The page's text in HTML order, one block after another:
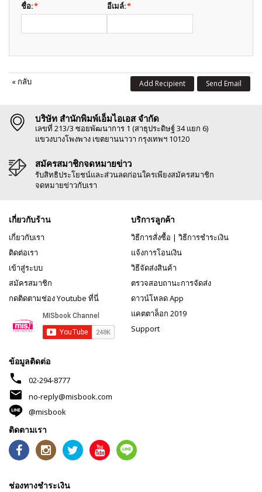
*
ชื่อ: *
อีเมล์:
« กลับ Send Email
Add Recipient
บริษัท สำนักพิมพ์เอ็มไอเอส จำกัด
เลขที่ 213/3 ซอยพัฒนาการ 1 (สาธุประดิษฐ์ 34 แยก 6)
แขวงบางโพงพาง เขตยานนาวา กรุงเทพฯ 10120
สมัครสมาชิกจดหมายข่าว
รับสิทธิประโยชน์และส่วนลดก่อนใครเพียงสมัครสมาชิก
จดหมายข่าวกับเรา
เกี่ยวกับร้าน
เกี่ยวกับเรา
ติดต่อเรา
เข้าสู่ระบบ
สมัครสมาชิก
กดติดตามช่อง Youtube ที่นี่
บริการลูกค้า
วิธีการสั่งซื้อ | วิธีการชำระเงิน
แจ้งการโอนเงิน
วิธีจัดส่งสินค้า
ตรวจสอบถานะการจัดส่ง
ดาวน์โหลด App
แคตตาล็อก 2019
Support
ข้อมูลติดต่อ
phone 02-294-8777
mail
no-reply@misbook.com
@misbook
ติดตามเรา
ช่องทางชำระเงิน